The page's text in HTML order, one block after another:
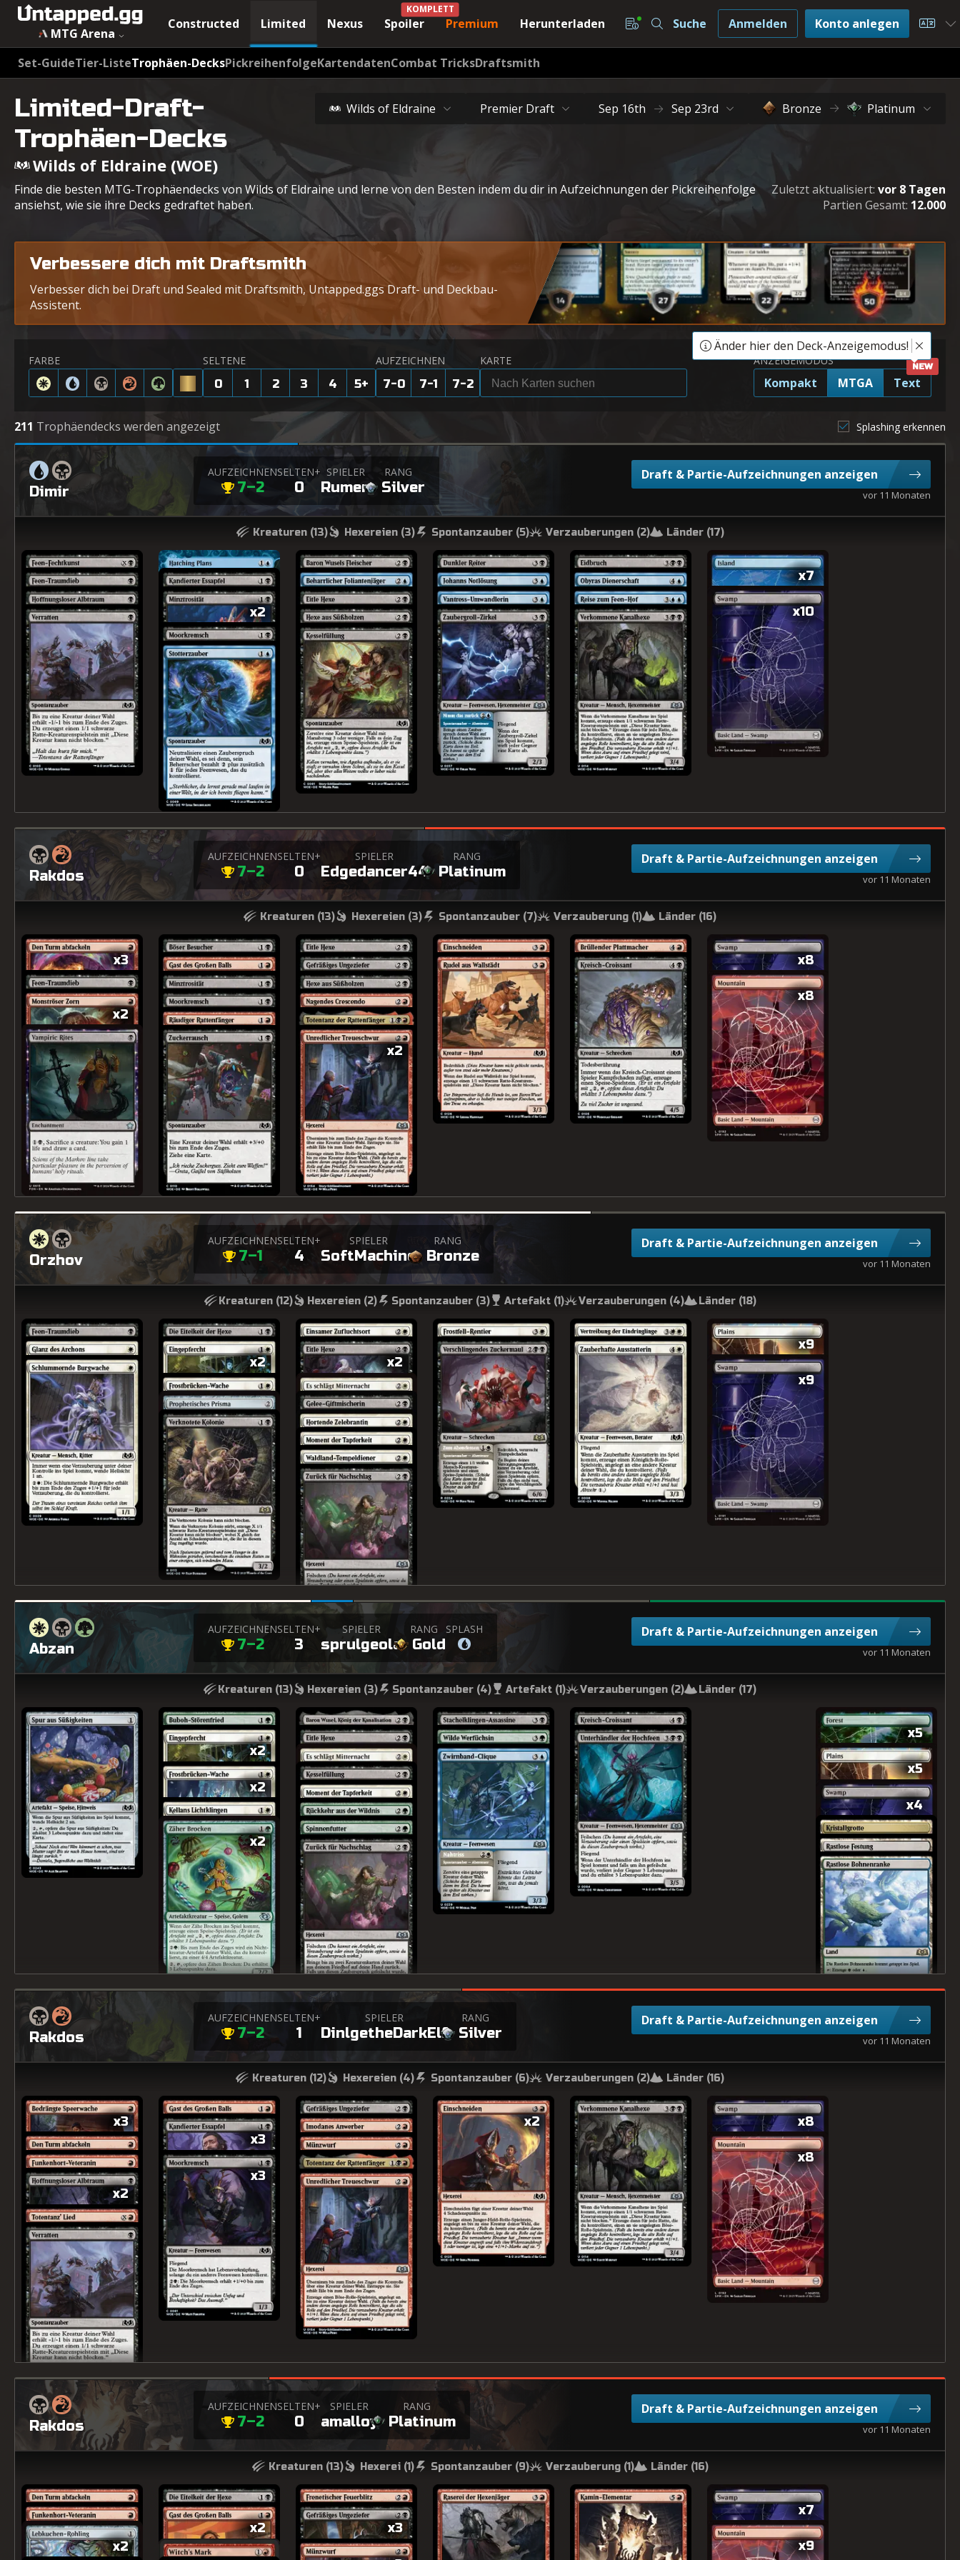
MTG Arena
Constructed Limited Nexus Spoiler
KOMPLETT
Premium Herunterladen Suche Anmelden Konto anlegen
Set-GuideTier-ListeTrophäen-DecksPickreihenfolgeKartendatenCombat TricksDraftsmith
Limited-Draft-
Trophäen-Decks
Wilds of Eldraine Premier Draft Sep 16th Sep 23rd Bronze Platinum
Wilds of Eldraine (WOE)
Finde die besten MTG-Trophäendecks von Wilds of Eldraine und lerne von den Besten indem du dir in Aufzeichnungen der Pickreihenfolge
ansiehst, wie sie ihre Decks gedraftet haben.
Zuletzt aktualisiert: vor 8 Tagen
Partien Gesamt: 12.000
Verbessere dich mit Draftsmith
Verbesser dich bei Draft und Sealed mit Draftsmith, Untapped.ggs Draft- und Deckbau-
Assistent.
FARBE
SELTENE
0
1 2 3 4 5+
AUFZEICHNEN
7-0
7-1 7-2
KARTE ANZEIGEMODUS
Kompakt MTGA Text
Änder hier den Deck-Anzeigemodus!
211 Trophäendecks werden angezeigt Splashing erkennen
Dimir
AUFZEICHNEN
7–2
SELTEN+
0
SPIELER
Rumen
RANG
Silver
Draft & Partie-Aufzeichnungen anzeigen
vor 11 Monaten
Kreaturen (13) Hexereien (3) Spontanzauber (5) Verzauberungen (2) Länder (17)
x2
x7
x10
Rakdos
AUFZEICHNEN
7–2
SELTEN+
0
SPIELER
Edgedancer44
RANG
Platinum
Draft & Partie-Aufzeichnungen anzeigen
vor 11 Monaten
Kreaturen (13) Hexereien (3) Spontanzauber (7) Verzauberung (1) Länder (16)
x3
x2
x2
x8
x8
Orzhov
AUFZEICHNEN
7–1
SELTEN+
4
SPIELER
SoftMachine
RANG
Bronze
Draft & Partie-Aufzeichnungen anzeigen
vor 11 Monaten
Kreaturen (12) Hexereien (2) Spontanzauber (3) Artefakt (1) Verzauberungen (4) Länder (18)
x2 x2
x9
x9
Abzan
AUFZEICHNEN
7–2
SELTEN+
3
SPIELER
sprulgeola
RANG
Gold
SPLASH Draft & Partie-Aufzeichnungen anzeigen
vor 11 Monaten
Kreaturen (13) Hexereien (3) Spontanzauber (4) Artefakt (1) Verzauberungen (2) Länder (17)
x2
x2
x2
x5
x5
x4
Rakdos
AUFZEICHNEN
7–2
SELTEN+
1
SPIELER
DinlgetheDarkElf
RANG
Silver
Draft & Partie-Aufzeichnungen anzeigen
vor 11 Monaten
Kreaturen (12) Hexereien (4) Spontanzauber (6) Verzauberungen (2) Länder (16)
x3
x2
x3
x3
x2 x8
x8
Rakdos
AUFZEICHNEN
7–2
SELTEN+
0
SPIELER
amalloy
RANG
Platinum
Draft & Partie-Aufzeichnungen anzeigen
vor 11 Monaten
Kreaturen (13) Hexerei (1) Spontanzauber (9) Verzauberung (1) Länder (16)
x2
x2 x3
x7
x9
MTG Wilds of Eldraine (WOE) Draft Trophäen-Decks - Untapped.gg